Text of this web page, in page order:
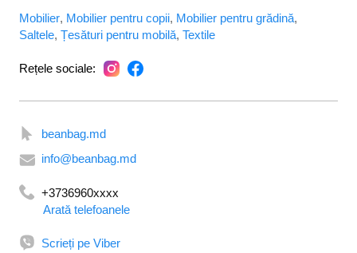
Mobilier Mobilier pentru copii Mobilier pentru grădină
Saltele Țesături pentru mobilă Textile
Rețele sociale:
beanbag.md
info@beanbag.md
+3736960xxxx
+37369492030
Arată telefoanele
Scrieți pe Viber